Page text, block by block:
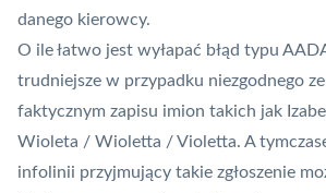
danego kierowcy.
O ile łatwo jest wyłapać błąd typu
trudniejsze w przypadku niezgodnego
faktycznym zapisu imion takich jak
Wioleta / Wioletta / Violetta. A
infolinii przyjmujący takie zgłoszenie